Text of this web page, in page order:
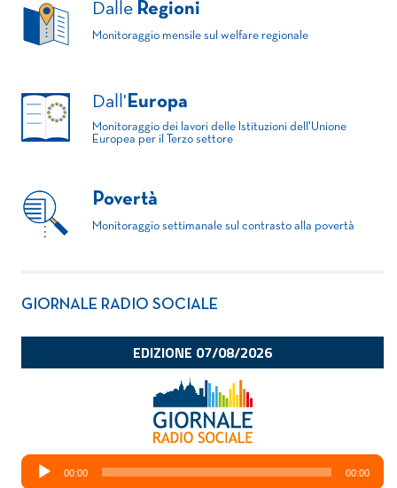
Dalle Regioni
Monitoraggio mensile sul welfare regionale
Dall' Europa
Monitoraggio dei lavori delle Istituzioni dell'Unione
Europea per il Terzo settore
Povertà
Monitoraggio settimanale sul contrasto alla povertà
GIORNALE RADIO SOCIALE